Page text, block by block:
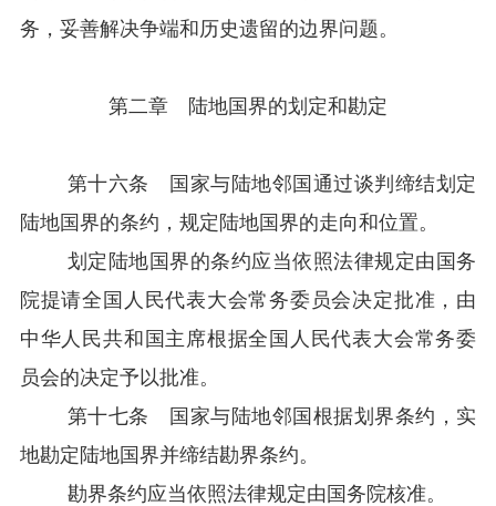
务，妥善解决争端和历史遗留的边界问题。
第二章 陆地国界的划定和勘定
第十六条 国家与陆地邻国通过谈判缔结划定
陆地国界的条约，规定陆地国界的走向和位置。
划定陆地国界的条约应当依照法律规定由国务
院提请全国人民代表大会常务委员会决定批准，由
中华人民共和国主席根据全国人民代表大会常务委
员会的决定予以批准。
第十七条 国家与陆地邻国根据划界条约，实
地勘定陆地国界并缔结勘界条约。
勘界条约应当依照法律规定由国务院核准。